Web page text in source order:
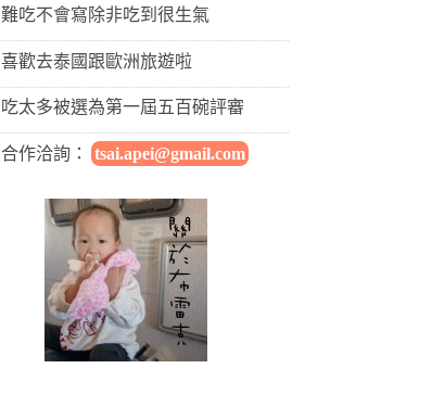
難吃不會寫除非吃到很生氣
喜歡去泰國跟歐洲旅遊啦
吃太多被選為第一屆五百碗評審
合作洽詢： tsai.apei@gmail.com